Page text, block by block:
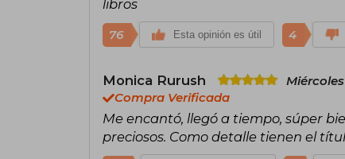
libros
76 Esta opinión es útil 4
Monica Rurush
Compra Verificada
Me encantó, llegó a tiempo, súper
preciosos. Como detalle tienen el